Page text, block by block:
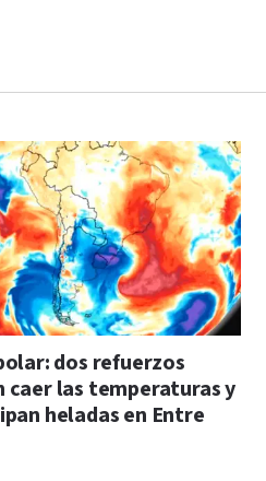
dos refuerzos
caer las temperaturas y
heladas en Entre